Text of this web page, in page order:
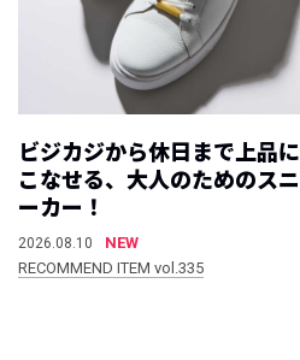
ビジカジから休日まで上品に
こなせる、大人のためのスニ
ーカー！
2026.08.10
NEW
RECOMMEND ITEM vol.335